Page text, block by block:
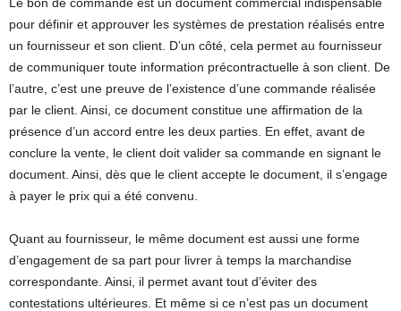
pour définir et approuver les systèmes de prestation réalisés entre
un fournisseur et son client. D’un côté, cela permet au fournisseur
de communiquer toute information précontractuelle à son client. De
l’autre, c’est une preuve de l’existence d’une commande réalisée
par le client. Ainsi, ce document constitue une affirmation de la
présence d’un accord entre les deux parties. En effet, avant de
conclure la vente, le client doit valider sa commande en signant le
document. Ainsi, dès que le client accepte le document, il s’engage
à payer le prix qui a été convenu.
Quant au fournisseur, le même document est aussi une forme
d’engagement de sa part pour livrer à temps la marchandise
correspondante. Ainsi, il permet avant tout d’éviter des
contestations ultérieures. Et même si ce n’est pas un document